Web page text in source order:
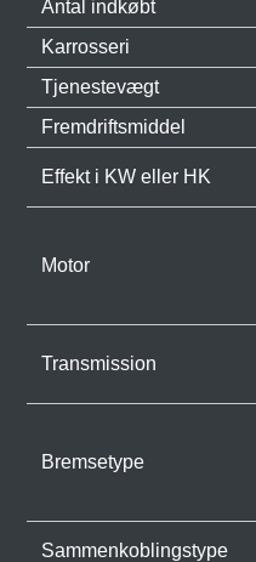
Antal indkøbt
Karrosseri
Tjenestevægt
Fremdriftsmiddel
Effekt i KW eller HK
Motor
Transmission
Bremsetype
Sammenkoblingstype